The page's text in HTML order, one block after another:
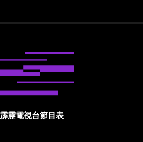
霹靂電視台節目表